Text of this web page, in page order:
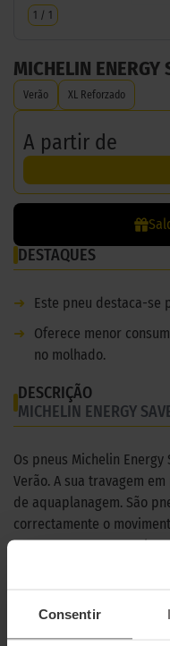
Consentir
1 / 1
MICHELIN ENERGY
Verão XL Reforzado
A partir de
DESTAQUES
➜
Este pneu destaca-se
➜
Oferece menor
no molhado.
DESCRIÇÃO
MICHELIN ENERGY
Os pneus Michelin
Verão. A sua travagem
de aquaplanagem. São
correctamente o
para uso em carros
pneu que ofereça a